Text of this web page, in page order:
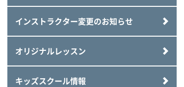
インストラクター変更のお知らせ
オリジナルレッスン
キッズスクール情報